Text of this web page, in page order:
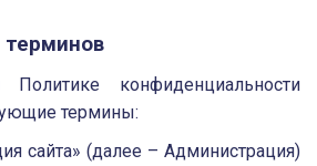
конфиденциальности
термины:
сайта» (далее – Администрация)